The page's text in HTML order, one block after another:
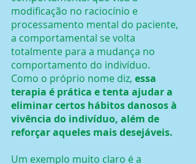
modificação no raciocínio e
processamento mental do paciente,
a comportamental se volta
totalmente para a mudança no
comportamento do indivíduo.
Como o próprio nome diz, essa
terapia é prática e tenta ajudar a
eliminar certos hábitos danosos à
vivência do indivíduo, além de
reforçar aqueles mais desejáveis.
Um exemplo muito claro é a